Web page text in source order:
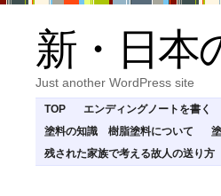
新・日本
Just another WordPress site
TOP エンディングノートを書く
塗料の知識 樹脂塗料について
残された家族で考える故人の送り方